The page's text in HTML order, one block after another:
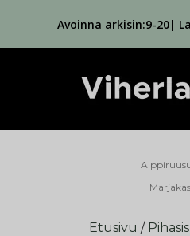
Avoinna arkisin:9-20|
Etusivu /